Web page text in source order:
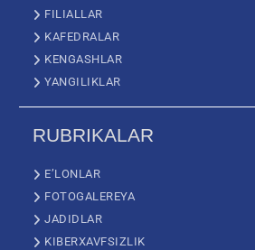
FILIALLAR
KAFEDRALAR
KENGASHLAR
YANGILIKLAR
RUBRIKALAR
E’LONLAR
FOTOGALEREYA
JADIDLAR
KIBERXAVFSIZLIK